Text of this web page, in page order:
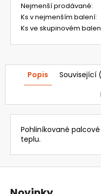
Nejmenší prodávané:
Ks v nejmenším balení:
Ks ve skupinovém
Popis Související
Pohliníkované
teplu.
Z